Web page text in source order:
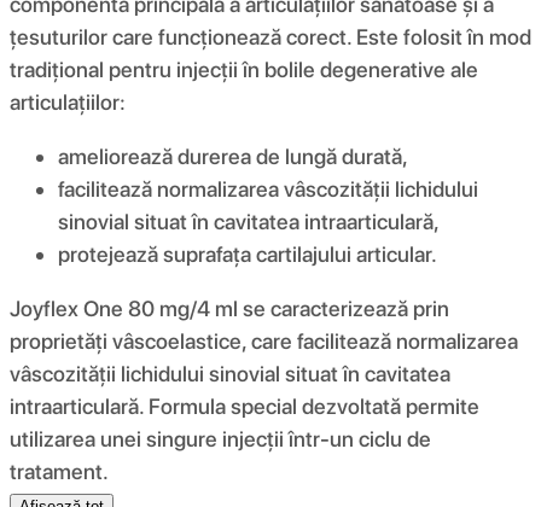
țesuturilor care funcționează corect. Este folosit în mod
tradițional pentru injecții în bolile degenerative ale
articulațiilor:
ameliorează durerea de lungă durată,
facilitează normalizarea vâscozității lichidului
sinovial situat în cavitatea intraarticulară,
protejează suprafața cartilajului articular.
Joyflex One 80 mg/4 ml se caracterizează prin
proprietăți vâscoelastice, care facilitează normalizarea
vâscozității lichidului sinovial situat în cavitatea
intraarticulară. Formula special dezvoltată permite
utilizarea unei singure injecții într-un ciclu de
tratament.